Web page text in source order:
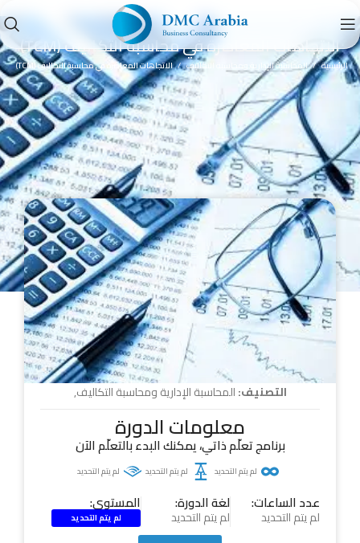
دورة
الاتجاهات المعاصرة في محاسبة التكاليف (TCM)
الرئيسية المحاسبة الإدارية ومحاسبة التكاليف الاتجاهات المعاصرة في محاسبة التكاليف (TCM)
التصنيف:المحاسبة الإدارية ومحاسبة التكاليف,
معلومات الدورة
برنامج تعلّم ذاتي، يمكنك البدء بالتعلّم الآن
لم يتم التحديد لم يتم التحديد لم يتم التحديد
عدد الساعات:
لم يتم التحديد
لغة الدورة:
لم يتم التحديد
المستوى:
لم يتم التحديد